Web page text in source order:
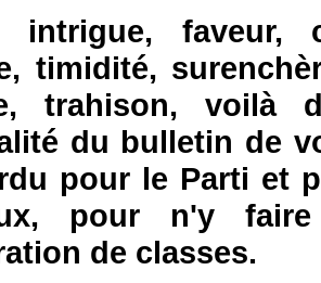
intrigue, faveur,
timidité,
trahison, voilà
du bulletin de
pour le Parti et
pour n'y
de classes.